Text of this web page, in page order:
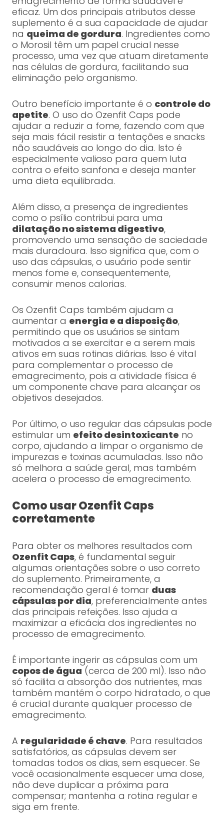
eficaz. Um dos principais atributos desse
suplemento é a sua capacidade de ajudar
na queima de gordura. Ingredientes como
o Morosil têm um papel crucial nesse
processo, uma vez que atuam diretamente
nas células de gordura, facilitando sua
eliminação pelo organismo.
Outro benefício importante é o controle do
apetite. O uso do Ozenfit Caps pode
ajudar a reduzir a fome, fazendo com que
seja mais fácil resistir a tentações e snacks
não saudáveis ao longo do dia. Isto é
especialmente valioso para quem luta
contra o efeito sanfona e deseja manter
uma dieta equilibrada.
Além disso, a presença de ingredientes
como o psílio contribui para uma
dilatação no sistema digestivo,
promovendo uma sensação de saciedade
mais duradoura. Isso significa que, com o
uso das cápsulas, o usuário pode sentir
menos fome e, consequentemente,
consumir menos calorias.
Os Ozenfit Caps também ajudam a
aumentar a energia e a disposição,
permitindo que os usuários se sintam
motivados a se exercitar e a serem mais
ativos em suas rotinas diárias. Isso é vital
para complementar o processo de
emagrecimento, pois a atividade física é
um componente chave para alcançar os
objetivos desejados.
Por último, o uso regular das cápsulas pode
estimular um efeito desintoxicante no
corpo, ajudando a limpar o organismo de
impurezas e toxinas acumuladas. Isso não
só melhora a saúde geral, mas também
acelera o processo de emagrecimento.
Como usar Ozenfit Caps
corretamente
Para obter os melhores resultados com
Ozenfit Caps, é fundamental seguir
algumas orientações sobre o uso correto
do suplemento. Primeiramente, a
recomendação geral é tomar duas
cápsulas por dia, preferencialmente antes
das principais refeições. Isso ajuda a
maximizar a eficácia dos ingredientes no
processo de emagrecimento.
É importante ingerir as cápsulas com um
copos de água (cerca de 200 ml). Isso não
só facilita a absorção dos nutrientes, mas
também mantém o corpo hidratado, o que
é crucial durante qualquer processo de
emagrecimento.
A regularidade é chave. Para resultados
satisfatórios, as cápsulas devem ser
tomadas todos os dias, sem esquecer. Se
você ocasionalmente esquecer uma dose,
não deve duplicar a próxima para
compensar; mantenha a rotina regular e
siga em frente.